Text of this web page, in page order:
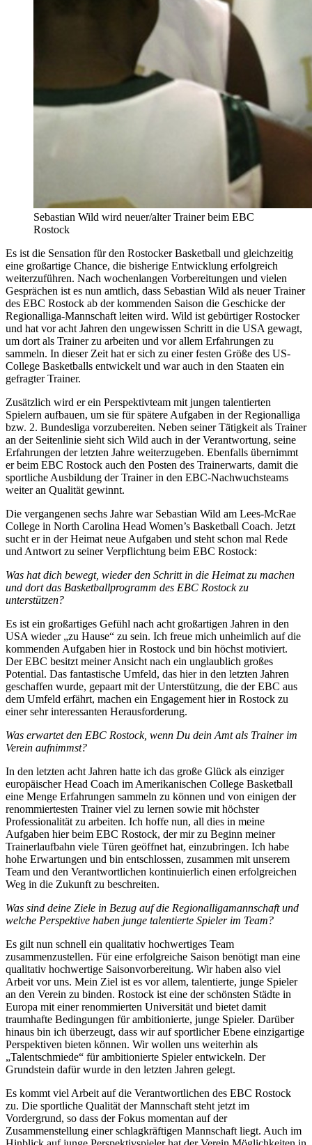
Sebastian Wild wird neuer/alter Trainer beim EBC
Rostock
Es ist die Sensation für den Rostocker Basketball und gleichzeitig
eine großartige Chance, die bisherige Entwicklung erfolgreich
weiterzuführen. Nach wochenlangen Vorbereitungen und vielen
Gesprächen ist es nun amtlich, dass Sebastian Wild als neuer Trainer
des EBC Rostock ab der kommenden Saison die Geschicke der
Regionalliga-Mannschaft leiten wird. Wild ist gebürtiger Rostocker
und hat vor acht Jahren den ungewissen Schritt in die USA gewagt,
um dort als Trainer zu arbeiten und vor allem Erfahrungen zu
sammeln. In dieser Zeit hat er sich zu einer festen Größe des US-
College Basketballs entwickelt und war auch in den Staaten ein
gefragter Trainer.
Zusätzlich wird er ein Perspektivteam mit jungen talentierten
Spielern aufbauen, um sie für spätere Aufgaben in der Regionalliga
bzw. 2. Bundesliga vorzubereiten. Neben seiner Tätigkeit als Trainer
an der Seitenlinie sieht sich Wild auch in der Verantwortung, seine
Erfahrungen der letzten Jahre weiterzugeben. Ebenfalls übernimmt
er beim EBC Rostock auch den Posten des Trainerwarts, damit die
sportliche Ausbildung der Trainer in den EBC-Nachwuchsteams
weiter an Qualität gewinnt.
Die vergangenen sechs Jahre war Sebastian Wild am Lees-McRae
College in North Carolina Head Women’s Basketball Coach. Jetzt
sucht er in der Heimat neue Aufgaben und steht schon mal Rede
und Antwort zu seiner Verpflichtung beim EBC Rostock:
Was hat dich bewegt, wieder den Schritt in die Heimat zu machen
und dort das Basketballprogramm des EBC Rostock zu
unterstützen?
Es ist ein großartiges Gefühl nach acht großartigen Jahren in den
USA wieder „zu Hause“ zu sein. Ich freue mich unheimlich auf die
kommenden Aufgaben hier in Rostock und bin höchst motiviert.
Der EBC besitzt meiner Ansicht nach ein unglaublich großes
Potential. Das fantastische Umfeld, das hier in den letzten Jahren
geschaffen wurde, gepaart mit der Unterstützung, die der EBC aus
dem Umfeld erfährt, machen ein Engagement hier in Rostock zu
einer sehr interessanten Herausforderung.
Was erwartet den EBC Rostock, wenn Du dein Amt als Trainer im
Verein aufnimmst?
In den letzten acht Jahren hatte ich das große Glück als einziger
europäischer Head Coach im Amerikanischen College Basketball
eine Menge Erfahrungen sammeln zu können und von einigen der
renommiertesten Trainer viel zu lernen sowie mit höchster
Professionalität zu arbeiten. Ich hoffe nun, all dies in meine
Aufgaben hier beim EBC Rostock, der mir zu Beginn meiner
Trainerlaufbahn viele Türen geöffnet hat, einzubringen. Ich habe
hohe Erwartungen und bin entschlossen, zusammen mit unserem
Team und den Verantwortlichen kontinuierlich einen erfolgreichen
Weg in die Zukunft zu beschreiten.
Was sind deine Ziele in Bezug auf die Regionalligamannschaft und
welche Perspektive haben junge talentierte Spieler im Team?
Es gilt nun schnell ein qualitativ hochwertiges Team
zusammenzustellen. Für eine erfolgreiche Saison benötigt man eine
qualitativ hochwertige Saisonvorbereitung. Wir haben also viel
Arbeit vor uns. Mein Ziel ist es vor allem, talentierte, junge Spieler
an den Verein zu binden. Rostock ist eine der schönsten Städte in
Europa mit einer renommierten Universität und bietet damit
traumhafte Bedingungen für ambitionierte, junge Spieler. Darüber
hinaus bin ich überzeugt, dass wir auf sportlicher Ebene einzigartige
Perspektiven bieten können. Wir wollen uns weiterhin als
„Talentschmiede“ für ambitionierte Spieler entwickeln. Der
Grundstein dafür wurde in den letzten Jahren gelegt.
Es kommt viel Arbeit auf die Verantwortlichen des EBC Rostock
zu. Die sportliche Qualität der Mannschaft steht jetzt im
Vordergrund, so dass der Fokus momentan auf der
Zusammenstellung einer schlagkräftigen Mannschaft liegt. Auch im